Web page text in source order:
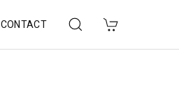
CONTACT